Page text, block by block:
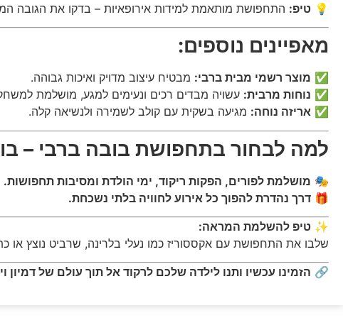
💡 טיפ: התחפושת מותאמת למידות אירופאיות – בדקו את הגובה
מאפיינים נוספים:
✅ מוצר רשמי מבית ברבי: מבטיח עיצוב מדויק ואיכות גבוהה.
✅ נוחות מרבית: עשויה מבדים רכים ונעימים למגע, מושלמת
✅ אריזה נוחה: מגיעה בשקית עם קולב לשמירה ולנשיאה קלה.
למה לבחור בתחפושת בובה ברבי –
🎭 מושלמת לפורים, הפקות ריקוד, ימי הולדת ומסיבות תחפושות.
🎁 דרך נהדרת להפוך כל אירוע לחוויה בלתי נשכחת.
✨ טיפ להשלמת המראה:
שלבו את התחפושת עם אקססוריז כמו נעלי בלרינה, שרביט נוצץ או
🔗 הזמינו עכשיו ותנו לילדה שלכם לרקוד אל תוך עולם של